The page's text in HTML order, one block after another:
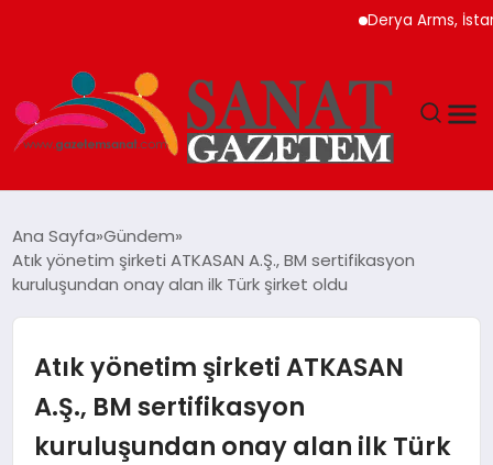
Derya Arms, İstanbul
TEKNOLOJI
YAŞAM
Ana Sayfa Gündem
Atık yönetim şirketi ATKASAN A.Ş., BM sertifikasyon
kuruluşundan onay alan ilk Türk şirket oldu
Atık yönetim şirketi ATKASAN
A.Ş., BM sertifikasyon
kuruluşundan onay alan ilk Türk